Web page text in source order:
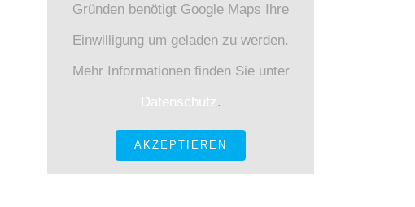
Gründen benötigt Google Maps Ihre
Einwilligung um geladen zu werden.
Mehr Informationen finden Sie unter
Datenschutz.
AKZEPTIEREN